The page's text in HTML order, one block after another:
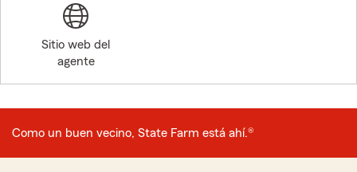
Sitio web del
agente
Como un buen vecino, State Farm está ahí.®